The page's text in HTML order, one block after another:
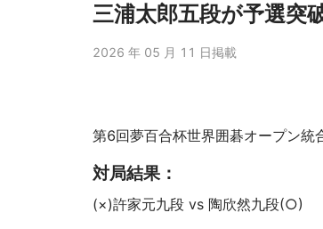
三浦太郎五段が予選突
2026 年 05 月 11 日掲載
第6回夢百合杯世界囲碁オープン統
対局結果：
(×)許家元九段 vs 陶欣然九段(○)